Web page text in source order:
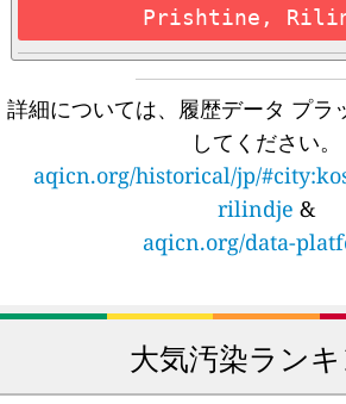
Prishtine,
詳細については、履歴データ プラ
してください。
aqicn.org/historical/jp/
rilindje &
aqicn.org/data-
大気汚染ラン